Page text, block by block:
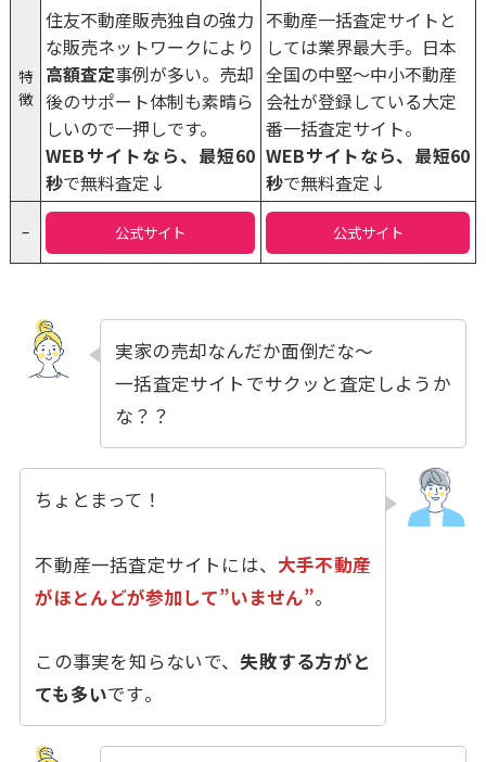
特
徴
住友不動産販売独自の強力
な販売ネットワークにより
高額査定事例が多い。売却
後のサポート体制も素晴ら
しいので一押しです。
WEBサイトなら、最短60
秒で無料査定↓
不動産一括査定サイトと
しては業界最大手。日本
全国の中堅〜中小不動産
会社が登録している大定
番一括査定サイト。
WEBサイトなら、最短60
秒で無料査定↓
– 公式サイト 公式サイト
実家の売却なんだか面倒だな〜
一括査定サイトでサクッと査定しようか
な？？
ちょとまって！
不動産一括査定サイトには、 大手不動産
がほとんどが参加して”いません”。
この事実を知らないで、 失敗する方がと
ても多いです。